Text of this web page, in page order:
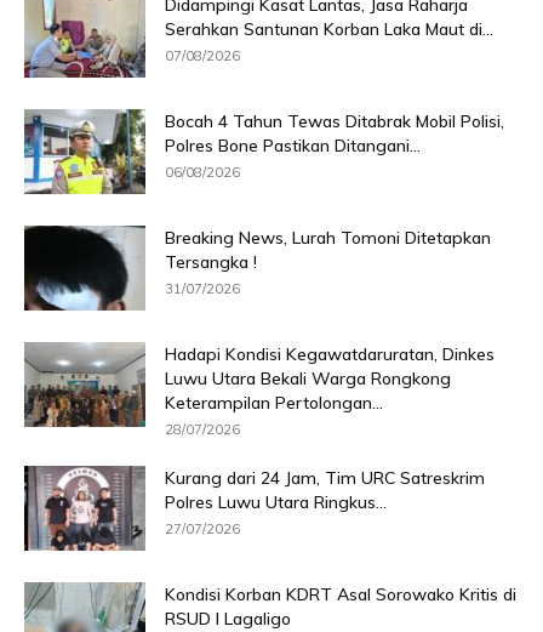
Didampingi Kasat Lantas, Jasa Raharja
Serahkan Santunan Korban Laka Maut di...
07/08/2026
Bocah 4 Tahun Tewas Ditabrak Mobil Polisi,
Polres Bone Pastikan Ditangani...
06/08/2026
Breaking News, Lurah Tomoni Ditetapkan
Tersangka !
31/07/2026
Hadapi Kondisi Kegawatdaruratan, Dinkes
Luwu Utara Bekali Warga Rongkong
Keterampilan Pertolongan...
28/07/2026
Kurang dari 24 Jam, Tim URC Satreskrim
Polres Luwu Utara Ringkus...
27/07/2026
Kondisi Korban KDRT Asal Sorowako Kritis di
RSUD I Lagaligo